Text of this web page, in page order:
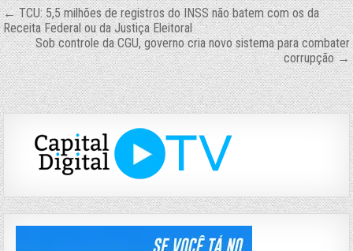
Navegação
de
Post
← TCU: 5,5 milhões de registros do INSS não batem com os da
Receita Federal ou da Justiça Eleitoral
Sob controle da CGU, governo cria novo sistema para combater
corrupção →